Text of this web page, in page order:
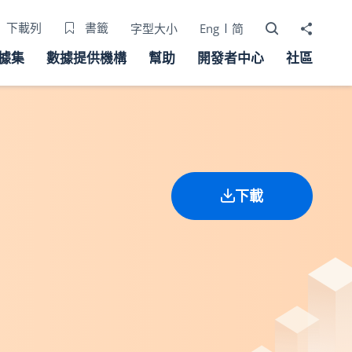
下載列 書籤 字型大小 Eng 简 打開搜尋器
分享至
集 數據提供機構 幫助 開發者中心 社區
下載